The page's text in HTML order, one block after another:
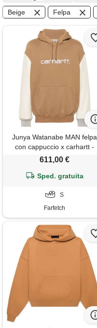
Beige Felpa
Junya Watanabe MAN felpa
con cappuccio x carhartt -
marrone
611,00 €
Sped. gratuita
S
Farfetch